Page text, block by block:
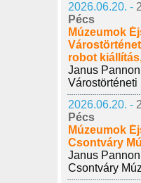
2026.06.20. -
Pécs
Múzeumok
robot
Janus
Várostörténeti
2026.06.20. -
Pécs
Múzeumok
Csontváry
Janus
Csontváry